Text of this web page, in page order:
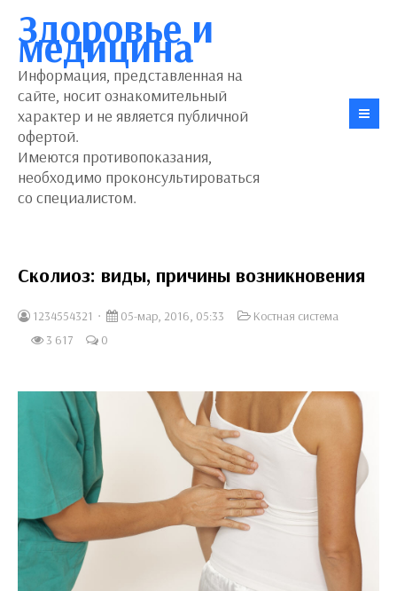
Здоровье и
медицина
Информация, представленная на
сайте, носит ознакомительный
характер и не является публичной
офертой.
Имеются противопоказания,
необходимо проконсультироваться
со специалистом.
Сколиоз: виды, причины возникновения
1234554321 05-мар, 2016, 05:33
Костная система
3 617
0